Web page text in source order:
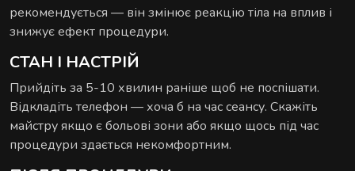
рекомендується — він змінює реакцію тіла на вплив і
знижує ефект процедури.
СТАН І НАСТРІЙ
Прийдіть за 5-10 хвилин раніше щоб не поспішати.
Відкладіть телефон — хоча б на час сеансу. Скажіть
майстру якщо є больові зони або якщо щось під час
процедури здається некомфортним.